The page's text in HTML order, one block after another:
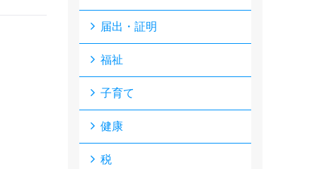
届出・証明
福祉
子育て
健康
税